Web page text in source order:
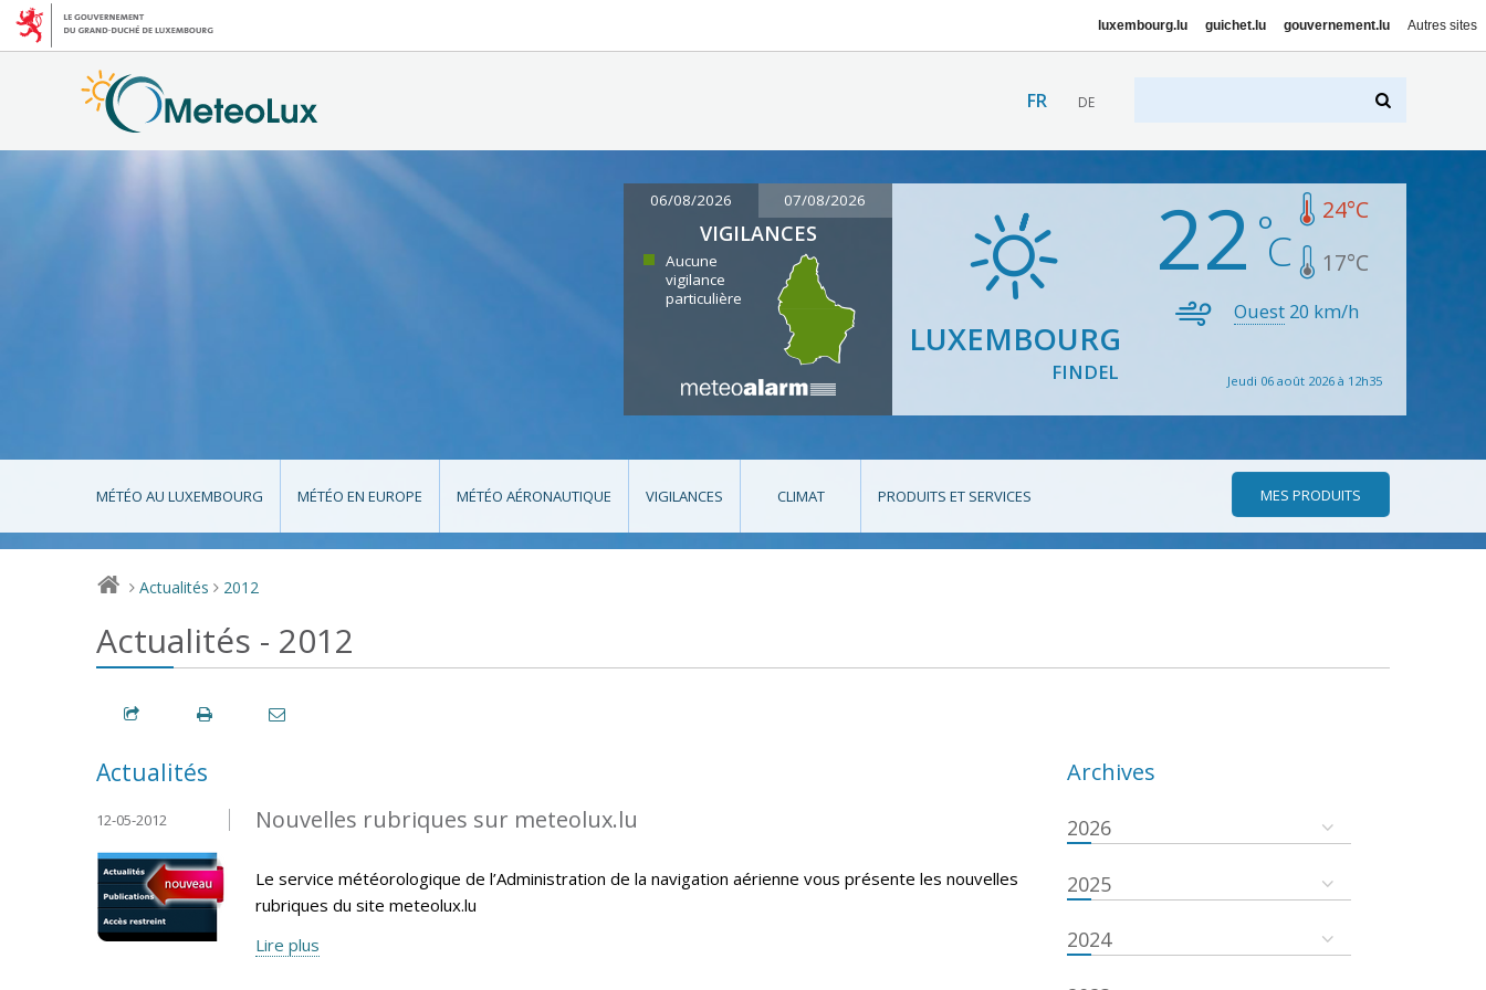
luxembourg.lu guichet.lu gouvernement.lu Autres sites
FR DE
06/08/2026 07/08/2026
VIGILANCES
Aucune
vigilance
particulière
LUXEMBOURG
FINDEL
22 24°C
17°C
Ouest 20 km/h
Jeudi 06 août 2026 à 12h35
MÉTÉO AU LUXEMBOURG MÉTÉO EN EUROPE MÉTÉO AÉRONAUTIQUE VIGILANCES CLIMAT PRODUITS ET SERVICES MES PRODUITS
> Actualités > 2012
Actualités - 2012
Actualités
Nouvelles rubriques sur meteolux.lu
12-05-2012
Le service météorologique de l’Administration de la navigation aérienne vous présente les nouvelles
rubriques du site meteolux.lu
Lire plus
Archives
2026
2025
2024